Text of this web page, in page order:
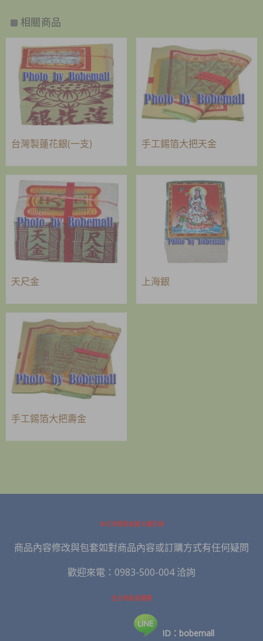
相關商品
台灣製蓮花銀(一支) 手工錫箔大把天金
天尺金 上海銀
手工錫箔大把壽金
本公司接受金紙大量訂做
商品內容修改與包套如對商品內容或訂購方式有任何疑問
歡迎來電：0983-500-004 洽詢
台北地區免運費
ID：bobemall